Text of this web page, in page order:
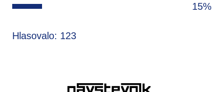
15%
Hlasovalo: 123